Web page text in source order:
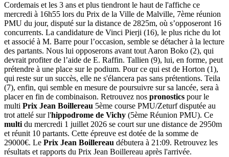
Cordemais et les 3 ans et plus tiendront le haut de l'affiche ce
mercredi à 16h55 lors du Prix de la Ville de Malville, 7ème réunion
PMU du jour, disputé sur la distance de 2825m, où s’opposeront 16
concurrents. La candidature de Vinci Pierji (16), le plus riche du lot
et associé à M. Barre pour l’occasion, semble se détacher à la lecture
des partants. Nous lui opposerons avant tout Aaron Boko (2), qui
devrait profiter de l’aide de E. Raffin. Tallien (9), lui, en forme, peut
prétendre à une place sur le podium. Pour ce qui est de Horton (1),
qui reste sur un succès, elle ne s'élancera pas sans prétentions. Teila
(7), enfin, qui semble en mesure de poursuivre sur sa lancée, sera à
placer en fin de combinaison. Retrouvez nos pronostics pour le
multi Prix Jean Boillereau 5ème course PMU/Zeturf disputée au
trot attelé sur l'hippodrome de Vichy (5ème Réunion PMU). Ce
multi du mercredi 1 juillet 2026 se court sur une distance de 2950m
et réunit 10 partants. Cette épreuve est dotée de la somme de
29000€. Le Prix Jean Boillereau débutera à 21:09. Retrouvez les
résultats et rapports du Prix Jean Boillereau après l'arrivée.